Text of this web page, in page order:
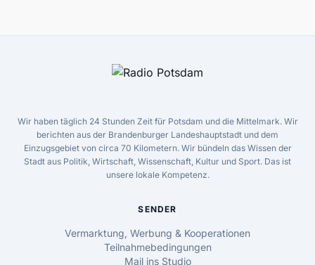
Wir haben täglich 24 Stunden Zeit für Potsdam und die Mittelmark. Wir
berichten aus der Brandenburger Landeshauptstadt und dem
Einzugsgebiet von circa 70 Kilometern. Wir bündeln das Wissen der
Stadt aus Politik, Wirtschaft, Wissenschaft, Kultur und Sport. Das ist
unsere lokale Kompetenz.
SENDER
Vermarktung, Werbung & Kooperationen
Teilnahmebedingungen
Mail ins Studio